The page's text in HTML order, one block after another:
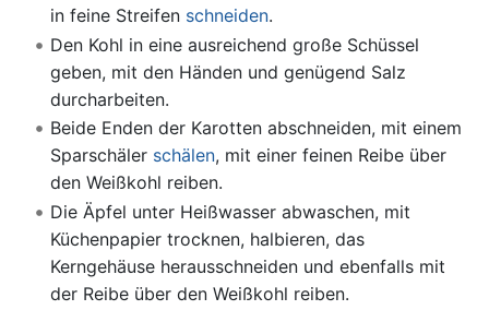
in feine Streifen schneiden.
Den Kohl in eine ausreichend große Schüssel
geben, mit den Händen und genügend Salz
durcharbeiten.
Beide Enden der Karotten abschneiden, mit einem
Sparschäler schälen, mit einer feinen Reibe über
den Weißkohl reiben.
Die Äpfel unter Heißwasser abwaschen, mit
Küchenpapier trocknen, halbieren, das
Kerngehäuse herausschneiden und ebenfalls mit
der Reibe über den Weißkohl reiben.